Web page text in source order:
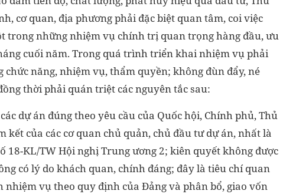
cơ quan, địa phương phải đặc biệt quan tâm, coi việc
trong những nhiệm vụ chính trị quan trọng hàng đầu, ưu
cuối năm. Trong quá trình triển khai nhiệm vụ phải
năng, nhiệm vụ, thẩm quyền; không đùn đẩy, né
thời phải quán triệt các nguyên tắc sau:
dự án đúng theo yêu cầu của Quốc hội, Chính phủ, Thủ
kết của các cơ quan chủ quản, chủ đầu tư dự án, nhất là
18-KL/TW Hội nghị Trung ương 2; kiên quyết không được
có lý do khách quan, chính đáng; đây là tiêu chí quan
vụ theo quy định của Đảng và phân bổ, giao vốn